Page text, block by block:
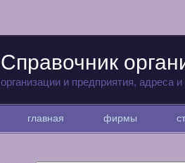
Справочник
организации и предприятия, адреса
главная фирмы